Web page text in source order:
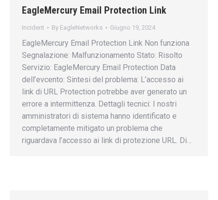
EagleMercury Email Protection Link
Incident By EagleNetworks Giugno 19, 2024
EagleMercury Email Protection Link Non funziona
Segnalazione: Malfunzionamento Stato: Risolto
Servizio: EagleMercury Email Protection Data
dell’evcento: Sintesi del problema: L’accesso ai
link di URL Protection potrebbe aver generato un
errore a intermittenza. Dettagli tecnici: I nostri
amministratori di sistema hanno identificato e
completamente mitigato un problema che
riguardava l’accesso ai link di protezione URL. Di…